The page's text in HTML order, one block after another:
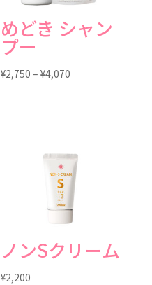
めどき シャン
プー
¥2,750 –¥4,070
¥4,070
ノンSクリーム
¥2,200